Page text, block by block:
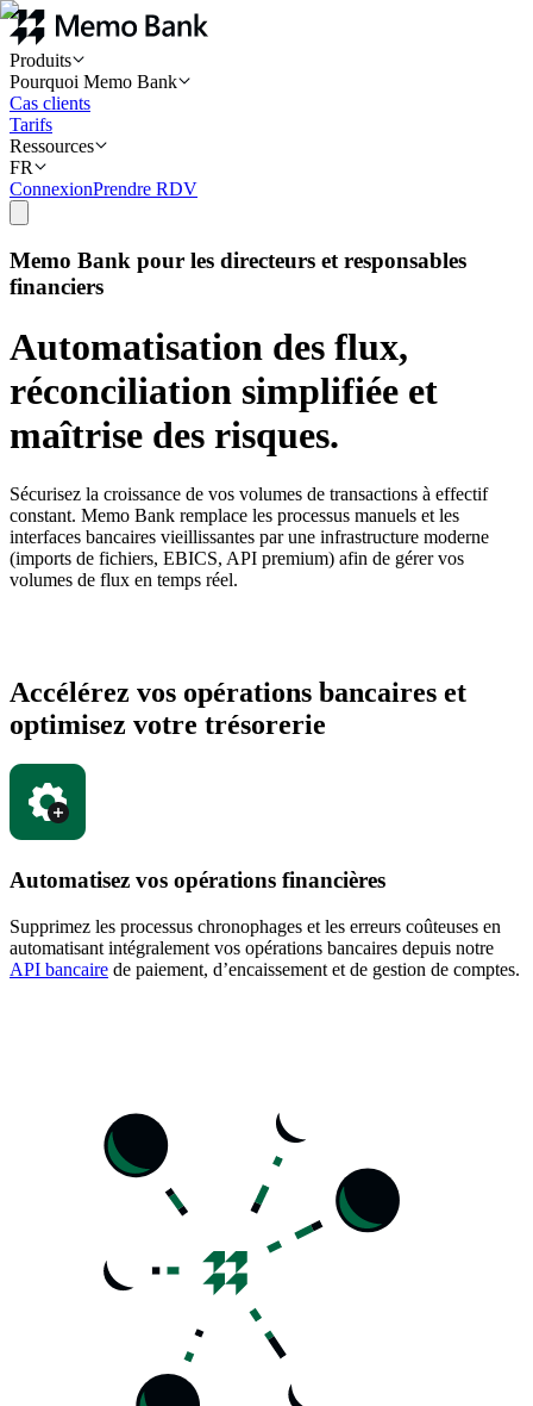
Produits
Pourquoi Memo Bank
Cas clients
Tarifs
Ressources
FR
ConnexionPrendre RDV
Memo Bank pour les directeurs et responsables
financiers
Automatisation des flux,
réconciliation simplifiée et
maîtrise des risques.
Sécurisez la croissance de vos volumes de transactions à effectif
constant. Memo Bank remplace les processus manuels et les
interfaces bancaires vieillissantes par une infrastructure moderne
(imports de fichiers, EBICS, API premium) afin de gérer vos
volumes de flux en temps réel.
Accélérez vos opérations bancaires et
optimisez votre trésorerie
Automatisez vos opérations financières
Supprimez les processus chronophages et les erreurs coûteuses en
automatisant intégralement vos opérations bancaires depuis notre
API bancaire de paiement, d’encaissement et de gestion de comptes.